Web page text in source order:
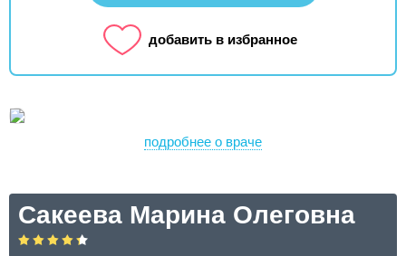
добавить в избранное
подробнее о враче
Сакеева Марина Олеговна